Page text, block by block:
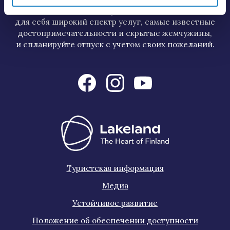
для себя широкий спектр услуг, самые известные
достопримечательности и скрытые жемчужины,
и спланируйте отпуск с учетом своих пожеланий.
Туристская информация
Медиа
Устойчивое развитие
Положение об обеспечении доступности